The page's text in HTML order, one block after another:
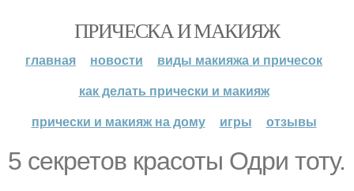
ПРИЧЕСКА И МАКИЯЖ
главная новости
виды макияжа и причесок
как делать прически и макияж
прически и макияж на дому
игры отзывы
5 секретов красоты Одри тоту.